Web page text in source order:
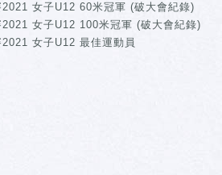
女子U12 60米冠軍 (破大會紀錄)
女子U12 100米冠軍 (破大會紀錄)
女子U12 最佳運動員